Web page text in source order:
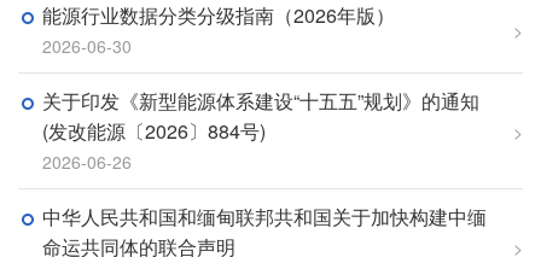
能源行业数据分类分级指南（2026年版）
2026-06-30
>
关于印发《新型能源体系建设“十五五”规划》的通知
(发改能源〔2026〕884号)
2026-06-26
>
中华人民共和国和缅甸联邦共和国关于加快构建中缅
命运共同体的联合声明
>